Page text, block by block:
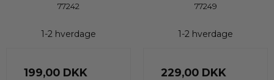
77242
1-2 hverdage
199,00 DKK
77249
1-2 hverdage
229,00 DKK